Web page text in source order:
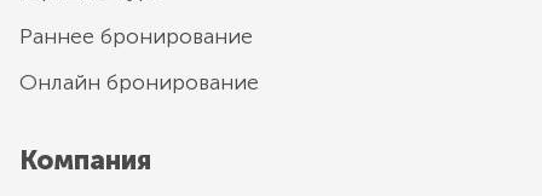
Раннее бронирование
Онлайн бронирование
Компания